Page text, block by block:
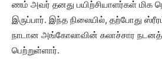
ணம் அவர் தனது பயிற்சியாளர்கள் மிக
இருப்பார். இந்த நிலையில், தற்போது
நாடான அங்கோலாவின் கலாச்சார
பெற்றுள்ளார்.